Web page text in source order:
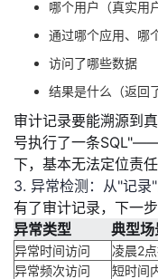
开
者
学
堂
我
的
Programs
支
持
我
的
我
哪个用户（真实用
通过哪个应用、哪
访问了哪些数据
结果是什么（返回
审计记录要能溯源到
号执行了一条
下，基本无法定位责任
3. 异常检测：从"记录
有了审计记录，下一
异常类型
典型场
异常时间访问
凌晨2
异常频次访问
短时间